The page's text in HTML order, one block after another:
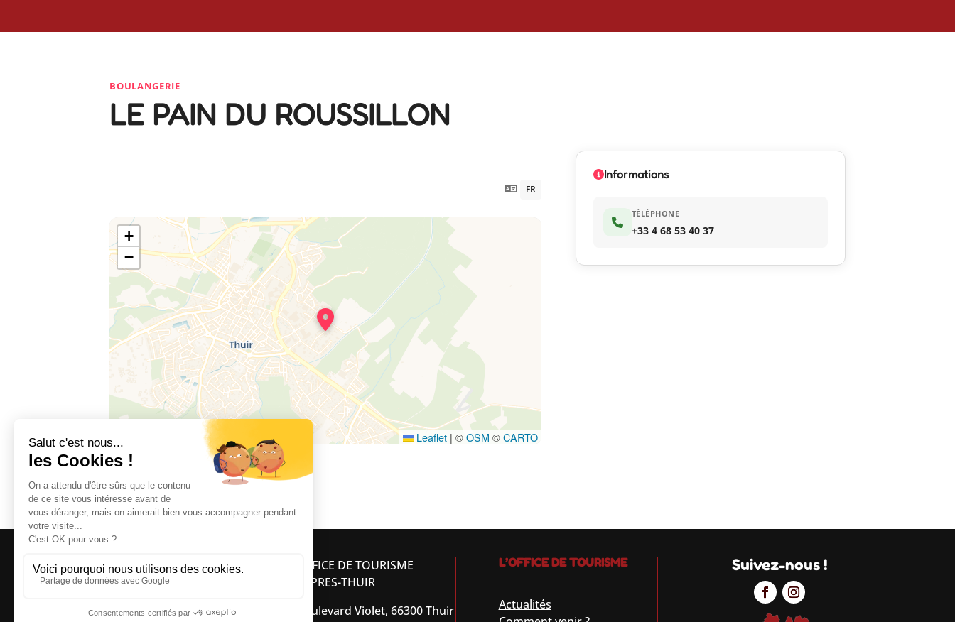
BOULANGERIE
LE PAIN DU ROUSSILLON
FR
+
−
Leaflet | ©OSM ©CARTO
3 rue de la Salanque, 66300 THUIR
Informations
TÉLÉPHONE
+33 4 68 53 40 37
OFFICE DE TOURISME
ASPRES-THUIR
Boulevard Violet, 66300 Thuir
L’OFFICE DE TOURISME
Actualités
Suivez-nous !